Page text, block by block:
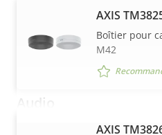
H.265
Audio
VOIR
AXIS
Boîtier pour
M42
AXIS